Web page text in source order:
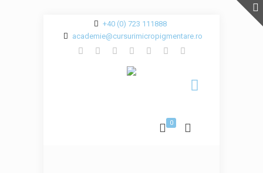
+40 (0) 723 111888
academie@cursurimicropigmentare.ro
0